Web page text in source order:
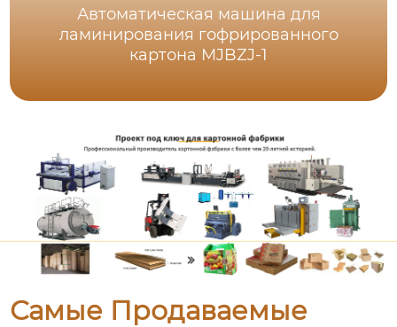
Автоматическая машина для
ламинирования гофрированного
картона MJBZJ-1
Самые Продаваемые